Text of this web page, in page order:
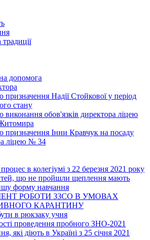
традиції
допомога
призначення Надії Стойкової у період
стану
виконання обов'язків директора ліцею
призначення Інни Кравчук на посаду
ліцею № 34
в колегіумі з 22 березня 2021 року
що не пройшли щеплення мають
форму навчання
РОБОТИ ЗЗСО В УМОВАХ
КАРАНТИНУ
в рюкзаку учня
проведення пробного ЗНО-2021
які діють в Україні з 25 січня 2021